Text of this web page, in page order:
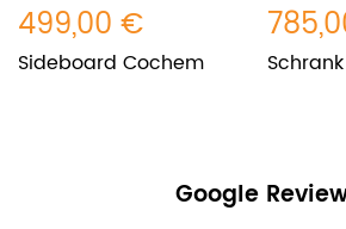
499,00 €
Sideboard Cochem
Google